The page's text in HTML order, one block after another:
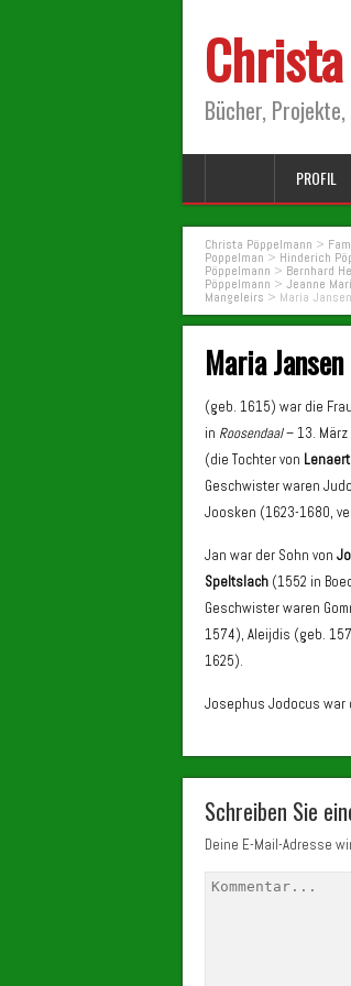
Bücher,
PROFIL
Christa Pöppelmann >
Poppelman > Hinderich
Pöppelmann > Bernhard
Pöppelmann > Jeanne
Mangeleirs > Maria
Maria
(geb. 1615) war die
in Roosendaal– 13. März
(die Tochter von
Geschwister waren
Joosken (1623-1680,
Jan war der Sohn von
Speltslach (1552 in
Geschwister waren
1574), Aleijdis (geb.
1625).
Josephus Jodocus war
Schreiben Sie
Deine E-Mail-Adresse